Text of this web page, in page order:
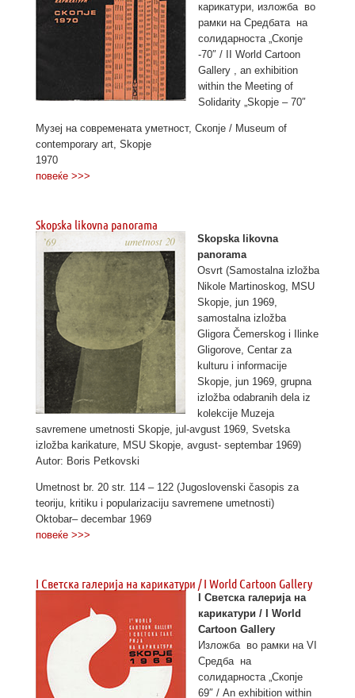
карикатури, изложба во
рамки на Средбата на
солидарноста „Скопје
-70″ / II World Cartoon
Gallery , an exhibition
within the Meeting of
Solidarity „Skopje – 70″
Музеј на современата уметност, Скопје / Museum of
contemporary art, Skopje
1970
повеќе >>>
Skopska likovna panorama
Skopska likovna
panorama
Osvrt (Samostalna izložba
Nikole Martinoskog, MSU
Skopje, jun 1969,
samostalna izložba
Gligora Čemerskog i Ilinke
Gligorove, Centar za
kulturu i informacije
Skopje, jun 1969, grupna
izložba odabranih dela iz
kolekcije Muzeja
savremene umetnosti Skopje, jul-avgust 1969, Svetska
izložba karikature, MSU Skopje, avgust- septembar 1969)
Autor: Boris Petkovski
Umetnost br. 20 str. 114 – 122 (Jugoslovenski časopis za
teoriju, kritiku i popularizaciju savremene umetnosti)
Oktobar– decembar 1969
повеќе >>>
I Светска галерија на карикатури / I World Cartoon Gallery
I Светска галерија на
карикатури / I World
Cartoon Gallery
Изложба во рамки на VI
Средба на
солидарноста „Скопје
69″ / Аn exhibition within